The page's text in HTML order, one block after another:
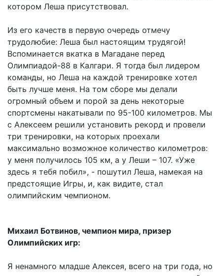
котором Леша присутствовал.
Из его качеств в первую очередь отмечу
трудолюбие: Леша был настоящим трудягой!
Вспоминается вкатка в Магадане перед
Олимпиадой-88 в Калгари. Я тогда был лидером
команды, но Леша на каждой тренировке хотел
быть лучше меня. На том сборе мы делали
огромный объем и порой за день некоторые
спортсмены накатывали по 95-100 километров. Мы
с Алексеем решили установить рекорд и провели
три тренировки, на которых проехали
максимально возможное количество километров:
у меня получилось 105 км, а у Леши – 107. «Уже
здесь я тебя побил», - пошутил Леша, намекая на
предстоящие Игры, и, как видите, стал
олимпийским чемпионом.
Михаил Ботвинов, чемпион мира, призер
Олимпийских игр:
Я ненамного младше Алексея, всего на три года, но